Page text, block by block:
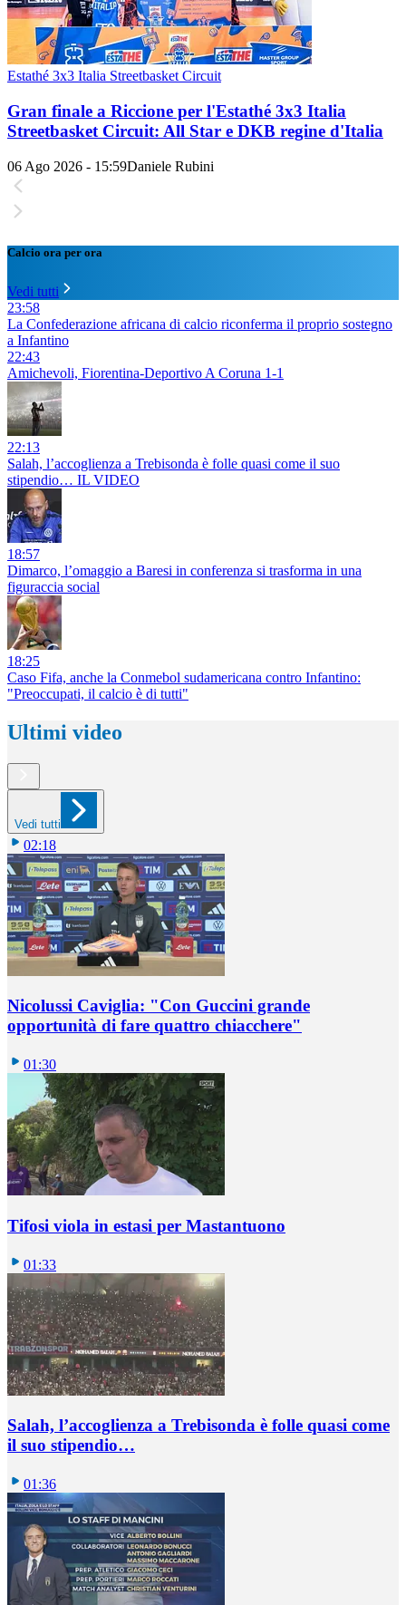
Estathé 3x3 Italia Streetbasket Circuit
Gran finale a Riccione per l'Estathé 3x3 Italia
Streetbasket Circuit: All Star e DKB regine d'Italia
06 Ago 2026 - 15:59Daniele Rubini
Calcio ora per ora
Vedi tutti
23:58
La Confederazione africana di calcio riconferma il proprio sostegno
a Infantino
22:43
Amichevoli, Fiorentina-Deportivo A Coruna 1-1
22:13
Salah, l’accoglienza a Trebisonda è folle quasi come il suo
stipendio… IL VIDEO
18:57
Dimarco, l’omaggio a Baresi in conferenza si trasforma in una
figuraccia social
18:25
Caso Fifa, anche la Conmebol sudamericana contro Infantino:
"Preoccupati, il calcio è di tutti"
Ultimi video
Vedi tutti
02:18
Nicolussi Caviglia: "Con Guccini grande
opportunità di fare quattro chiacchere"
01:30
Tifosi viola in estasi per Mastantuono
01:33
Salah, l’accoglienza a Trebisonda è folle quasi come
il suo stipendio…
01:36